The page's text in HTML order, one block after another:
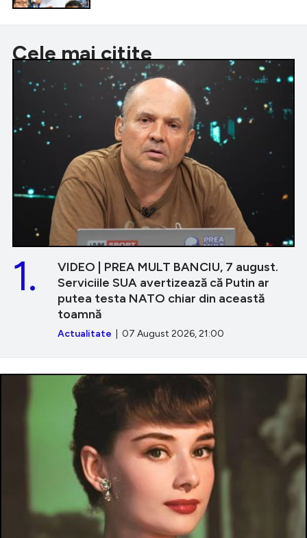
Cele mai citite
VIDEO | PREA MULT BANCIU, 7 august.
Serviciile SUA avertizează că Putin ar
putea testa NATO chiar din această
toamnă
Actualitate | 07 August 2026, 21:00
1.